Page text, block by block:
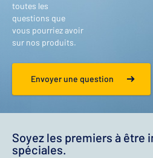
toutes les
questions que
vous pourriez avoir
sur nos produits.
Envoyer une question
Soyez les premiers à être
spéciales.